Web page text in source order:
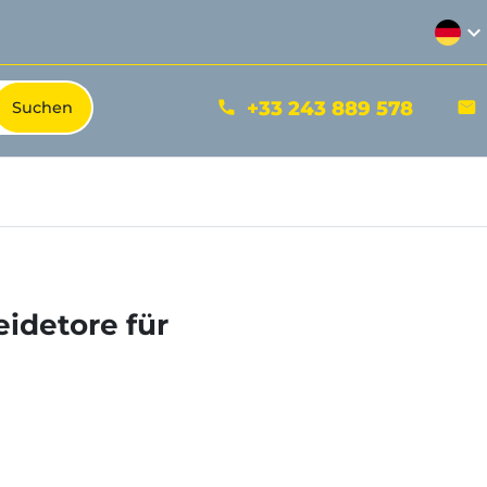
expand_more
phone +33 243 889 578 mail
für